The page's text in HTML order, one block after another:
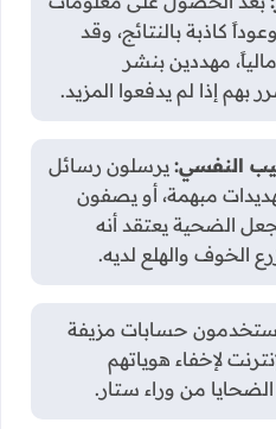
كاذبة بالنتائج، وقد
مهددين بنشر
بهم إذا لم يدفعوا المزيد.
النفسي: يرسلون رسائل
مبهمة، أو يصفون
الضحية يعتقد أنه
الخوف والهلع لديه.
حسابات مزيفة
لإخفاء هوياتهم
من وراء ستار.